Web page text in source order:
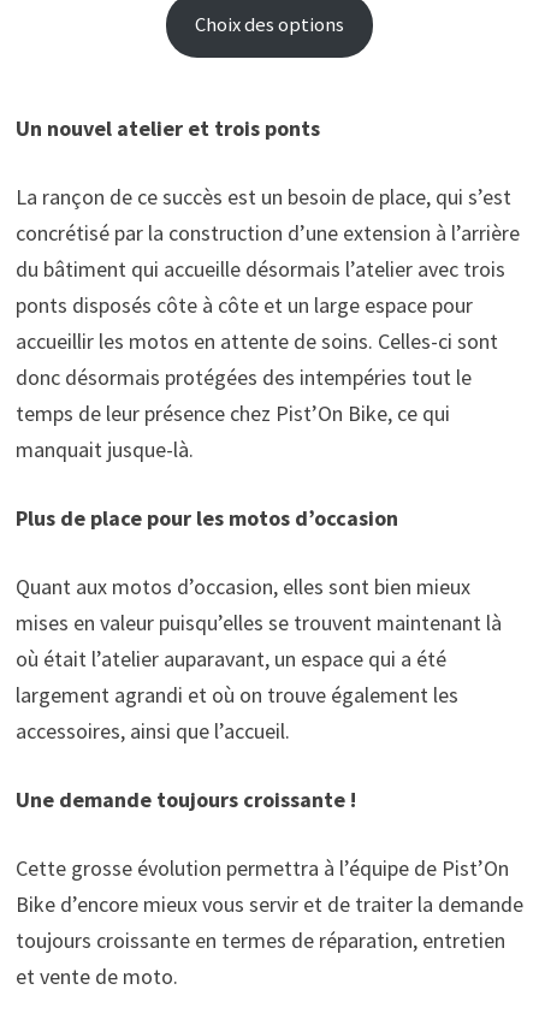
Choix des options
Un nouvel atelier et trois ponts
La rançon de ce succès est un besoin de place, qui s’est
concrétisé par la construction d’une extension à l’arrière
du bâtiment qui accueille désormais l’atelier avec trois
ponts disposés côte à côte et un large espace pour
accueillir les motos en attente de soins. Celles-ci sont
donc désormais protégées des intempéries tout le
temps de leur présence chez Pist’On Bike, ce qui
manquait jusque-là.
Plus de place pour les motos d’occasion
Quant aux motos d’occasion, elles sont bien mieux
mises en valeur puisqu’elles se trouvent maintenant là
où était l’atelier auparavant, un espace qui a été
largement agrandi et où on trouve également les
accessoires, ainsi que l’accueil.
Une demande toujours croissante !
Cette grosse évolution permettra à l’équipe de Pist’On
Bike d’encore mieux vous servir et de traiter la demande
toujours croissante en termes de réparation, entretien
et vente de moto.